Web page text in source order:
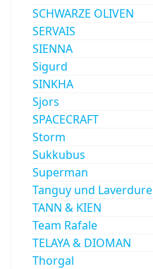
SCHWARZE OLIVEN
SERVAIS
SIENNA
Sigurd
SINKHA
Sjors
SPACECRAFT
Storm
Sukkubus
Superman
Tanguy und Laverdure
TANN & KIEN
Team Rafale
TELAYA & DIOMAN
Thorgal